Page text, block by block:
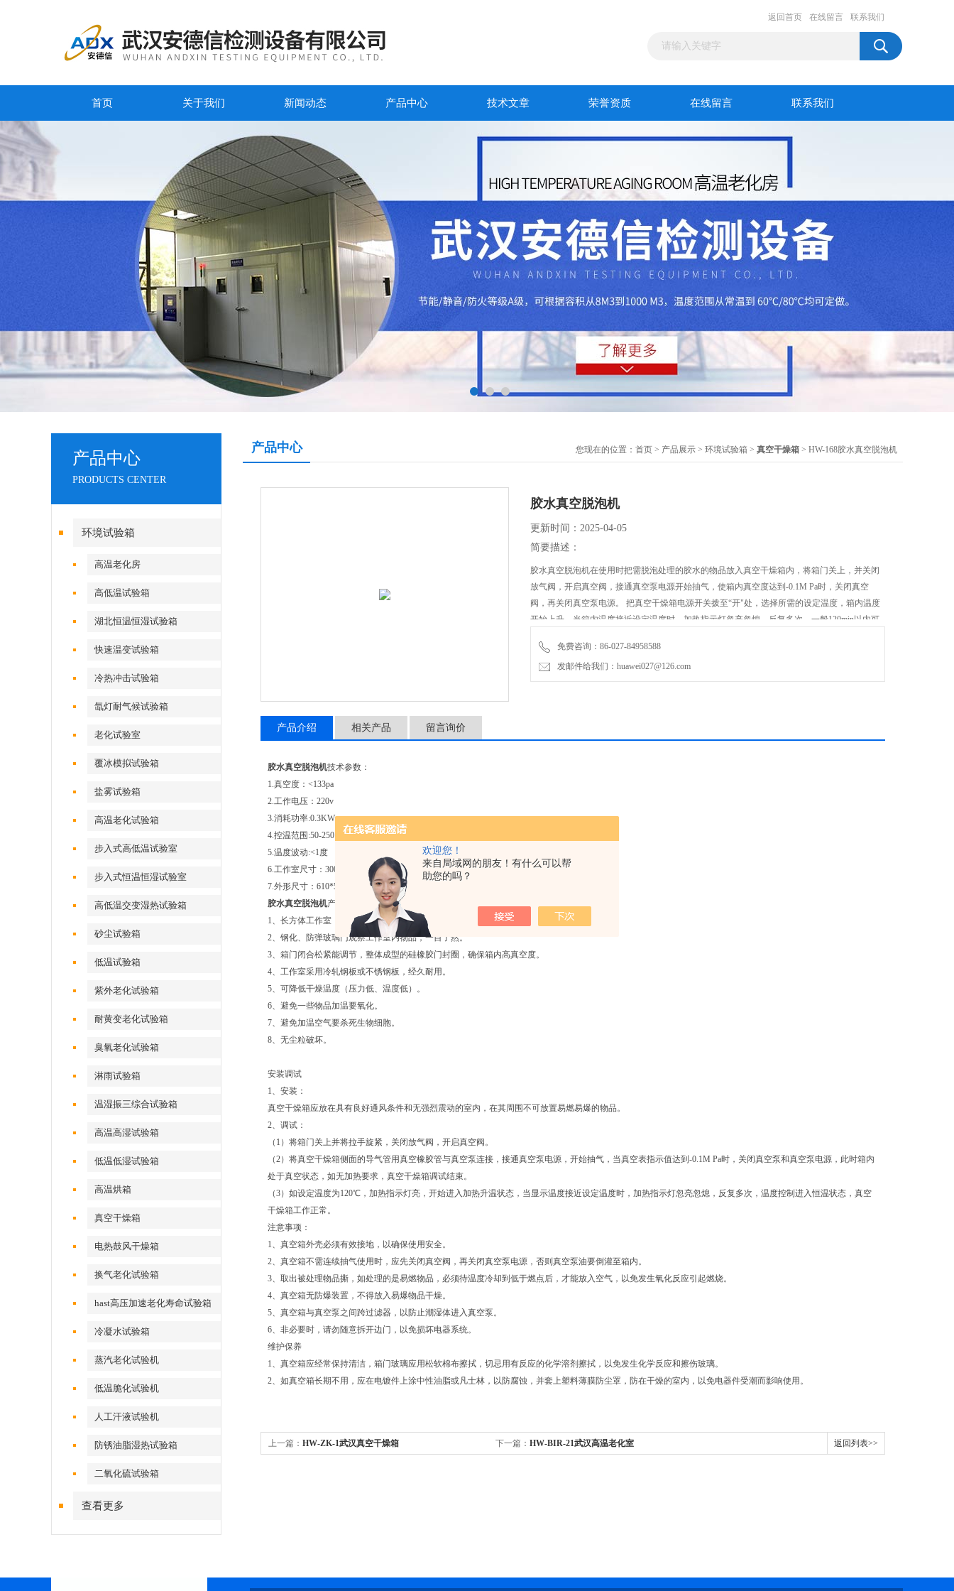
欢迎您！
来自局域网的朋友！有什么可以帮
助您的吗？
返回首页 在线留言 联系我们
首页 关于我们 新闻动态 产品中心 技术文章 荣誉资质 在线留言 联系我们
产品中心
PRODUCTS CENTER
环境试验箱
高温老化房
高低温试验箱
湖北恒温恒湿试验箱
快速温变试验箱
冷热冲击试验箱
氙灯耐气候试验箱
老化试验室
覆冰模拟试验箱
盐雾试验箱
高温老化试验箱
步入式高低温试验室
步入式恒温恒湿试验室
高低温交变湿热试验箱
砂尘试验箱
低温试验箱
紫外老化试验箱
耐黄变老化试验箱
臭氧老化试验箱
淋雨试验箱
温湿振三综合试验箱
高温高湿试验箱
低温低湿试验箱
高温烘箱
真空干燥箱
电热鼓风干燥箱
换气老化试验箱
hast高压加速老化寿命试验箱
冷凝水试验箱
蒸汽老化试验机
低温脆化试验机
人工汗液试验机
防锈油脂湿热试验箱
二氧化硫试验箱
查看更多
产品中心 您现在的位置： 首页 > 产品展示 > 环境试验箱 > 真空干燥箱 > HW-168胶水真空脱泡机
胶水真空脱泡机
更新时间：2025-04-05
简要描述：
胶水真空脱泡机在使用时把需脱泡处理的胶水的物品放入真空干燥箱内，将箱门关上，并关闭
放气阀，开启真空阀，接通真空泵电源开始抽气，使箱内真空度达到-0.1M Pa时，关闭真空
阀，再关闭真空泵电源。 把真空干燥箱电源开关拨至“开"处，选择所需的设定温度，箱内温度
开始上升，当箱内温度接近设定温度时，加热指示灯忽亮忽熄，反复多次，一般120min以内可
免费咨询：86-027-84958588
发邮件给我们：huawei027@126.com
产品介绍 相关产品 留言询价
胶水真空脱泡机技术参数：
1.真空度：<133pa
2.工作电压：220v
3.消耗功率:0.3KW
4.控温范围:50-250
5.温度波动:<1度
6.工作室尺寸：300*300*275MM
7.外形尺寸：610*510*490mm
胶水真空脱泡机产品特点：
1、长方体工作室，使有效容积达到zui大，智能型温度控制器
2、钢化、防弹玻璃门观察工作室内物品，一目了然。
3、箱门闭合松紧能调节，整体成型的硅橡胶门封圈，确保箱内高真空度。
4、工作室采用冷轧钢板或不锈钢板，经久耐用。
5、可降低干燥温度（压力低、温度低）。
6、避免一些物品加温要氧化。
7、避免加温空气要杀死生物细胞。
8、无尘粒破坏。
安装调试
1、安装：
真空干燥箱应放在具有良好通风条件和无强烈震动的室内，在其周围不可放置易燃易爆的物品。
2、调试：
（1）将箱门关上并将拉手旋紧，关闭放气阀，开启真空阀。
（2）将真空干燥箱侧面的导气管用真空橡胶管与真空泵连接，接通真空泵电源，开始抽气，当真空表指示值达到-0.1M Pa时，关闭真空泵和真空泵电源，此时箱内
处于真空状态，如无加热要求，真空干燥箱调试结束。
（3）如设定温度为120℃，加热指示灯亮，开始进入加热升温状态，当显示温度接近设定温度时，加热指示灯忽亮忽熄，反复多次，温度控制进入恒温状态，真空
干燥箱工作正常。
注意事项：
1、真空箱外壳必须有效接地，以确保使用安全。
2、真空箱不需连续抽气使用时，应先关闭真空阀，再关闭真空泵电源，否则真空泵油要倒灌至箱内。
3、取出被处理物品撕，如处理的是易燃物品，必须待温度冷却到低于燃点后，才能放入空气，以免发生氧化反应引起燃烧。
4、真空箱无防爆装置，不得放入易爆物品干燥。
5、真空箱与真空泵之间跨过滤器，以防止潮湿体进入真空泵。
6、非必要时，请勿随意拆开边门，以免损坏电器系统。
维护保养
1、真空箱应经常保持清洁，箱门玻璃应用松软棉布擦拭，切忌用有反应的化学溶剂擦拭，以免发生化学反应和擦伤玻璃。
2、如真空箱长期不用，应在电镀件上涂中性油脂或凡士林，以防腐蚀，并套上塑料薄膜防尘罩，防在干燥的室内，以免电器件受潮而影响使用。
上一篇： HW-ZK-1武汉真空干燥箱 下一篇： HW-BIR-21武汉高温老化室 返回列表>>